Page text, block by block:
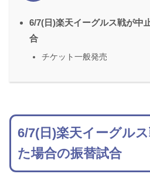
6/7(日)楽天イーグルス戦が中
合
チケット一般発売
6/7(日)楽天イーグル
た場合の振替試合